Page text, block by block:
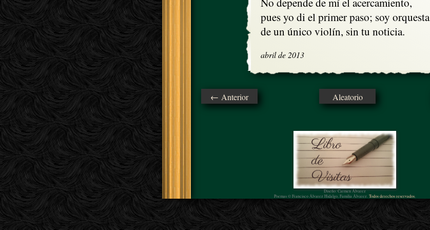
pues yo di el primer paso; soy orquesta
de un único violín, sin tu noticia.
abril de 2013
← Anterior Aleatorio
Diseño: Carmen Álvarez
Poemas © Francisco Álvarez Hidalgo, Familia Álvarez. Todos derechos reservados.